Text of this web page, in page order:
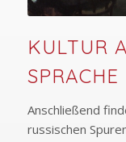
KULTUR
SPRACHE
Anschließend
russischen